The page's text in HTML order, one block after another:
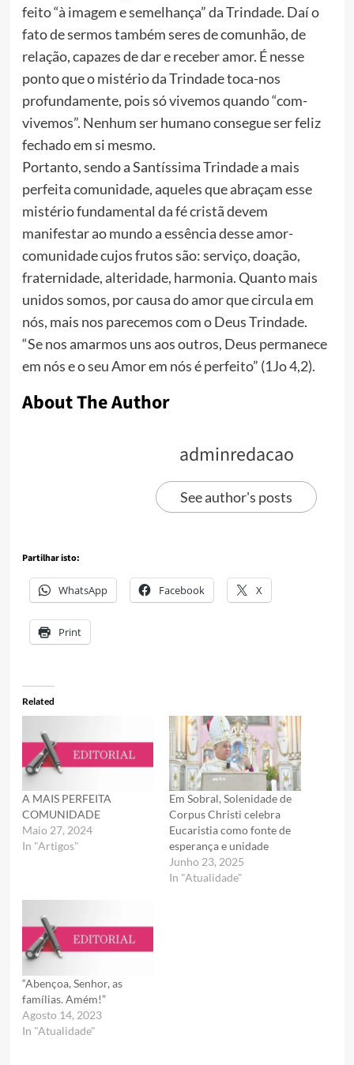
feito “à imagem e semelhança” da Trindade. Daí o
fato de sermos também seres de comunhão, de
relação, capazes de dar e receber amor. É nesse
ponto que o mistério da Trindade toca-nos
profundamente, pois só vivemos quando “com-
vivemos”. Nenhum ser humano consegue ser feliz
fechado em si mesmo.
Portanto, sendo a Santíssima Trindade a mais
perfeita comunidade, aqueles que abraçam esse
mistério fundamental da fé cristã devem
manifestar ao mundo a essência desse amor-
comunidade cujos frutos são: serviço, doação,
fraternidade, alteridade, harmonia. Quanto mais
unidos somos, por causa do amor que circula em
nós, mais nos parecemos com o Deus Trindade.
“Se nos amarmos uns aos outros, Deus permanece
em nós e o seu Amor em nós é perfeito” (1Jo 4,2).
About The Author
adminredacao
See author's posts
Partilhar isto:
WhatsApp Facebook X
Print
Related
A MAIS PERFEITA
COMUNIDADE
Maio 27, 2024
In "Artigos"
Em Sobral, Solenidade de
Corpus Christi celebra
Eucaristia como fonte de
esperança e unidade
Junho 23, 2025
In "Atualidade"
“Abençoa, Senhor, as
famílias. Amém!”
Agosto 14, 2023
In "Atualidade"